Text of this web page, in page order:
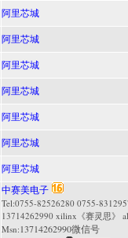
阿里芯城
阿里芯城
阿里芯城
阿里芯城
阿里芯城
阿里芯城
阿里芯城
中赛美电子
Tel:0755-82526280 0755-
13714262990 xilinx《赛灵思》
Msn: 13714262990微信号